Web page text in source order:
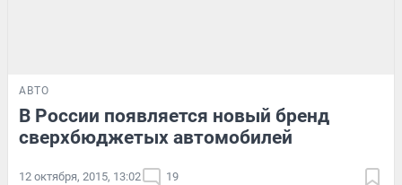
АВТО
В России появляется новый бренд
сверхбюджетых автомобилей
12 октября, 2015, 13:02 19